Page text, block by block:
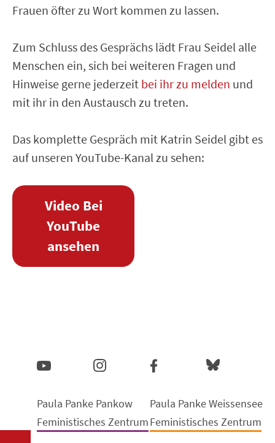
Frauen öfter zu Wort kommen zu lassen.
Zum Schluss des Gesprächs lädt Frau Seidel alle
Menschen ein, sich bei weiteren Fragen und
Hinweise gerne jederzeit bei ihr zu melden und
mit ihr in den Austausch zu treten.
Das komplette Gespräch mit Katrin Seidel gibt es
auf unseren YouTube-Kanal zu sehen:
Video Bei
YouTube
ansehen
Paula Panke Pankow
Feministisches Zentrum
Paula Panke Weissensee
Feministisches Zentrum